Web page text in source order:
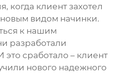
когда клиент захотел
видом начинки.
к нашим
разработали
сработало – клиент
нового надежного